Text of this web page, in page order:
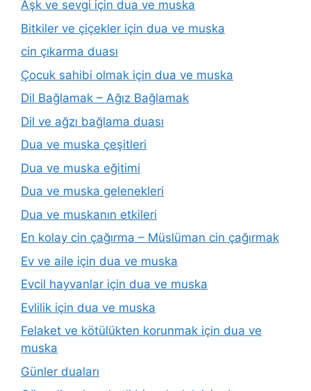
Aşk ve sevgi için dua ve muska
Bitkiler ve çiçekler için dua ve muska
cin çıkarma duası
Çocuk sahibi olmak için dua ve muska
Dil Bağlamak – Ağız Bağlamak
Dil ve ağzı bağlama duası
Dua ve muska çeşitleri
Dua ve muska eğitimi
Dua ve muska gelenekleri
Dua ve muskanın etkileri
En kolay cin çağırma – Müslüman cin çağırmak
Ev ve aile için dua ve muska
Evcil hayvanlar için dua ve muska
Evlilik için dua ve muska
Felaket ve kötülükten korunmak için dua ve
muska
Günler duaları